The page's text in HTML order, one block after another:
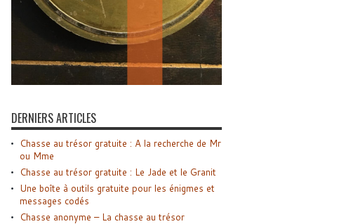
DERNIERS ARTICLES
Chasse au trésor gratuite : A la recherche de Mr
ou Mme
Chasse au trésor gratuite : Le Jade et le Granit
Une boîte à outils gratuite pour les énigmes et
messages codés
Chasse anonyme – La chasse au trésor